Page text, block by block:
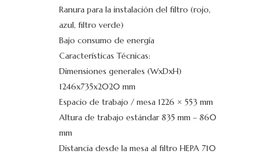
Ranura para la instalación del filtro (rojo,
azul, filtro verde)
Bajo consumo de energía
Características Técnicas:
Dimensiones generales (WxDxH)
1246x735x2020 mm
Espacio de trabajo / mesa 1226 × 553 mm
Altura de trabajo estándar 835 mm – 860
mm
Distancia desde la mesa al filtro HEPA 710